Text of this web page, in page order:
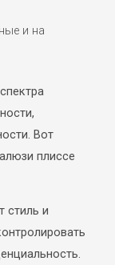
и на
Вот
плиссе
стиль и